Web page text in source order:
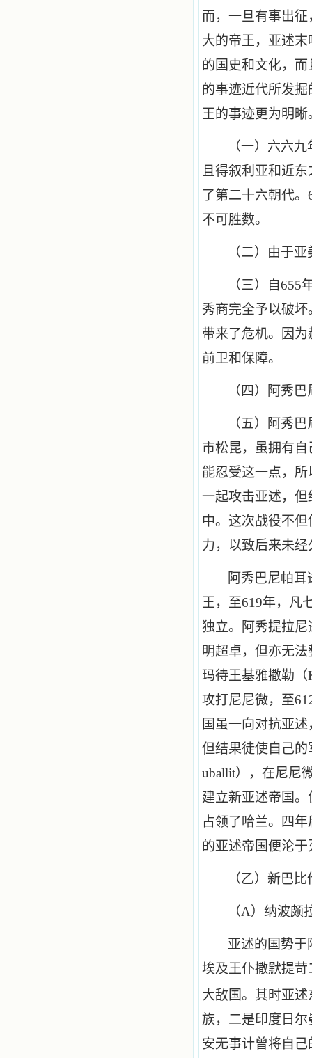
而，一旦有事出
大的帝王，亚述
的国史和文化，
的事迹近代所发
王的事迹更为明
（一）六六
且得叙利亚和近
了第二十六朝代。
不可胜数。
（二）由于
（三）自655
秀商完全予以破
带来了危机。因
前卫和保障。
（四）阿秀
（五）阿秀
市松昆，虽拥有
能忍受这一点，
一起攻击亚述，
中。这次战役不
力，以致后来未
阿秀巴尼帕
王，至619年，凡
独立。阿秀提拉
明超卓，但亦无
玛待王基雅撒勒（
攻打尼尼微，至
国虽一向对抗亚
但结果徒使自己
uballit），在尼尼
建立新亚述帝国
占领了哈兰。四年
的亚述帝国便沦于
（乙）新巴
（A）纳波颇
亚述的国势于
埃及王仆撒默提苛
大敌国。其时亚
族，二是印度日
安无事计曾将自